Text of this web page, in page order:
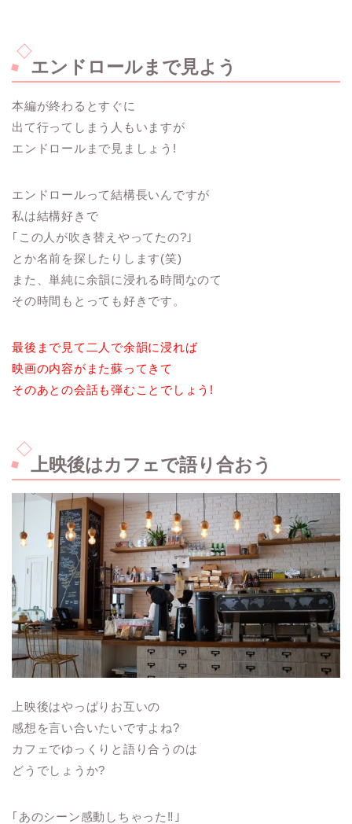
エンドロールまで見よう
本編が終わるとすぐに
出て行ってしまう人もいますが
エンドロールまで見ましょう!
エンドロールって結構長いんですが
私は結構好きで
｢この人が吹き替えやってたの?｣
とか名前を探したりします(笑)
また、単純に余韻に浸れる時間なのて
その時間もとっても好きです。
最後まで見て二人で余韻に浸れば
映画の内容がまた蘇ってきて
そのあとの会話も弾むことでしょう!
上映後はカフェで語り合おう
上映後はやっぱりお互いの
感想を言い合いたいですよね?
カフェでゆっくりと語り合うのは
どうでしょうか?
｢あのシーン感動しちゃった‼︎｣